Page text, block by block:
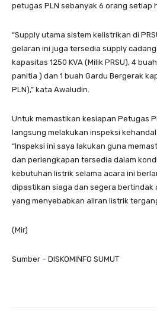
petugas PLN sebanyak 6 orang setiap
“Supply utama sistem kelistrikan di
gelaran ini juga tersedia supply
kapasitas 1250 KVA (Milik PRSU), 4
panitia ) dan 1 buah Gardu Bergerak
PLN),” kata Awaludin.
Untuk memastikan kesiapan Petugas
langsung melakukan inspeksi
“Inspeksi ini saya lakukan guna
dan perlengkapan tersedia dalam
kebutuhan listrik selama acara ini
dipastikan siaga dan segera bertindak
yang menyebabkan aliran listrik
(Mir)
Sumber – DISKOMINFO SUMUT